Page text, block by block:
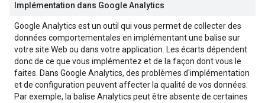
Implémentation dans Google Analytics
Google Analytics est un outil qui vous permet de collecter des
données comportementales en implémentant une balise sur
votre site Web ou dans votre application. Les écarts dépendent
donc de ce que vous implémentez et de la façon dont vous le
faites. Dans Google Analytics, des problèmes d'implémentation
et de configuration peuvent affecter la qualité de vos données.
Par exemple, la balise Analytics peut être absente de certaines